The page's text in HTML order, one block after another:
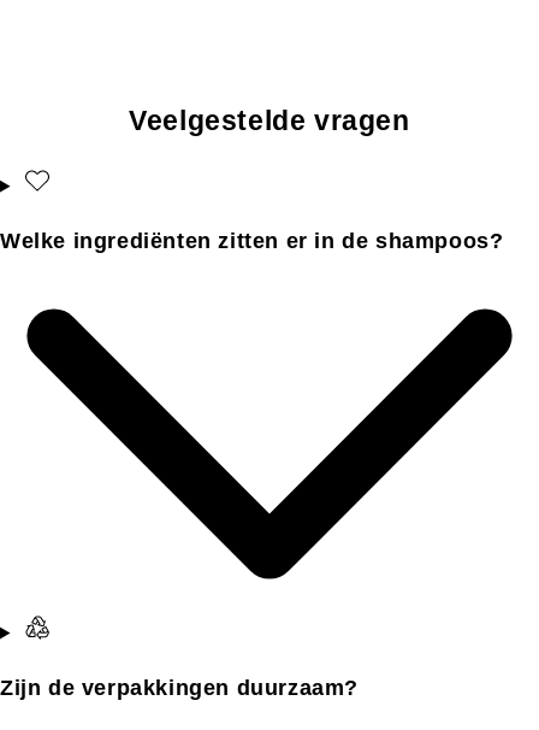
Veelgestelde vragen
Welke ingrediënten zitten er in de shampoos?
Zijn de verpakkingen duurzaam?